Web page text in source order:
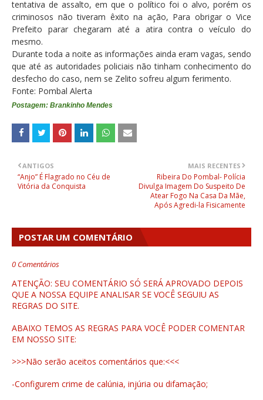
tentativa de assalto, em que o político foi o alvo, porém os
criminosos não tiveram êxito na ação, Para obrigar o Vice
Prefeito parar chegaram até a atira contra o veículo do
mesmo.
Durante toda a noite as informações ainda eram vagas, sendo
que até as autoridades policiais não tinham conhecimento do
desfecho do caso, nem se Zelito sofreu algum ferimento.
Fonte: Pombal Alerta
Postagem: Brankinho Mendes
MAIS RECENTES
Ribeira Do Pombal- Polícia
Divulga Imagem Do Suspeito De
Atear Fogo Na Casa Da Mãe,
Após Agredi-la Fisicamente
ANTIGOS
“Anjo” É Flagrado no Céu de
Vitória da Conquista
POSTAR UM COMENTÁRIO
0 Comentários
ATENÇÃO: SEU COMENTÁRIO SÓ SERÁ APROVADO DEPOIS
QUE A NOSSA EQUIPE ANALISAR SE VOCÊ SEGUIU AS
REGRAS DO SITE.
ABAIXO TEMOS AS REGRAS PARA VOCÊ PODER COMENTAR
EM NOSSO SITE:
>>>Não serão aceitos comentários que:<<<
-Configurem crime de calúnia, injúria ou difamação;